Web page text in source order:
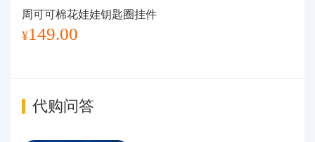
周可可棉花娃娃钥匙圈挂件
¥149.00
代购问答